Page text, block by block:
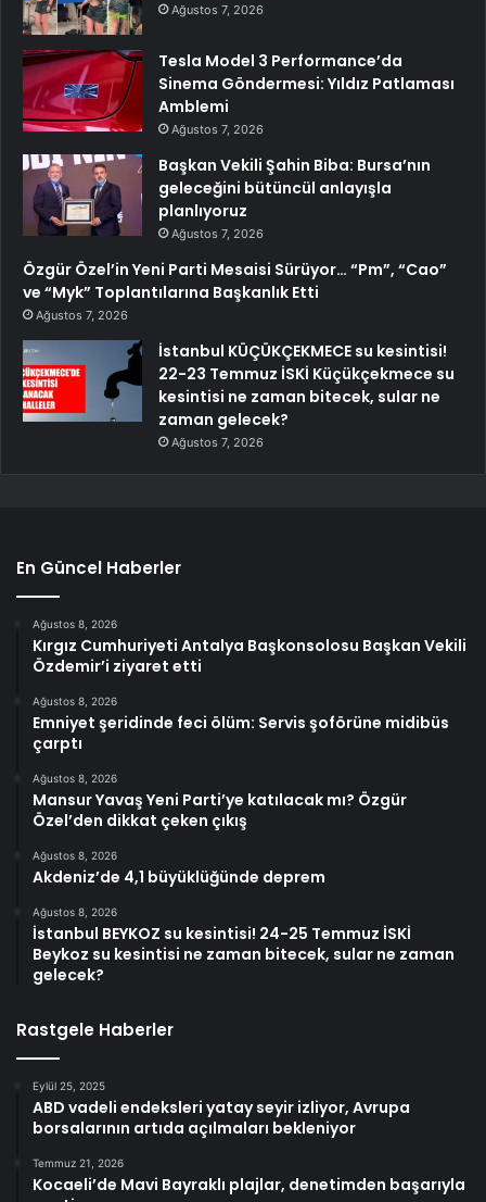
Ağustos 7, 2026
Tesla Model 3 Performance’da
Sinema Göndermesi: Yıldız Patlaması
Amblemi
Ağustos 7, 2026
Başkan Vekili Şahin Biba: Bursa’nın
geleceğini bütüncül anlayışla
planlıyoruz
Ağustos 7, 2026
Özgür Özel’in Yeni Parti Mesaisi Sürüyor… “Pm”, “Cao”
ve “Myk” Toplantılarına Başkanlık Etti
Ağustos 7, 2026
İstanbul KÜÇÜKÇEKMECE su kesintisi!
22-23 Temmuz İSKİ Küçükçekmece su
kesintisi ne zaman bitecek, sular ne
zaman gelecek?
Ağustos 7, 2026
En Güncel Haberler
Ağustos 8, 2026
Kırgız Cumhuriyeti Antalya Başkonsolosu Başkan Vekili
Özdemir’i ziyaret etti
Ağustos 8, 2026
Emniyet şeridinde feci ölüm: Servis şoförüne midibüs
çarptı
Ağustos 8, 2026
Mansur Yavaş Yeni Parti’ye katılacak mı? Özgür
Özel’den dikkat çeken çıkış
Ağustos 8, 2026
Akdeniz’de 4,1 büyüklüğünde deprem
Ağustos 8, 2026
İstanbul BEYKOZ su kesintisi! 24-25 Temmuz İSKİ
Beykoz su kesintisi ne zaman bitecek, sular ne zaman
gelecek?
Rastgele Haberler
Eylül 25, 2025
ABD vadeli endeksleri yatay seyir izliyor, Avrupa
borsalarının artıda açılmaları bekleniyor
Temmuz 21, 2026
Kocaeli’de Mavi Bayraklı plajlar, denetimden başarıyla